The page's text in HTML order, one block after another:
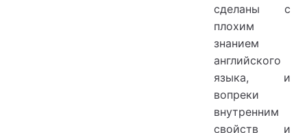
сделаны с
плохим
знанием
английского
языка, и
вопреки
внутренним
свойств и